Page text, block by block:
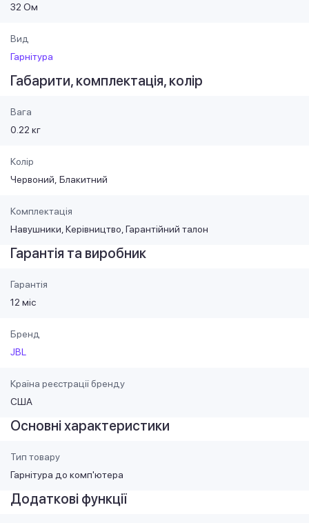
32 Ом
Вид
Гарнітура
Габарити, комплектація, колір
Вага
0.22 кг
Колір
Червоний Блакитний
Комплектація
Навушники, Керівництво, Гарантійний талон
Гарантія та виробник
Гарантія
12 міс
Бренд
JBL
Країна реєстрації бренду
США
Основні характеристики
Тип товару
Гарнітура до комп'ютера
Додаткові функції